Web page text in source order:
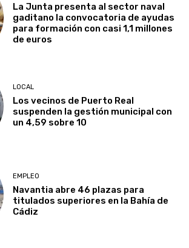
La Junta presenta al sector naval
gaditano la convocatoria de ayudas
para formación con casi 1,1 millones
de euros
LOCAL
Los vecinos de Puerto Real
suspenden la gestión municipal con
un 4,59 sobre 10
EMPLEO
Navantia abre 46 plazas para
titulados superiores en la Bahía de
Cádiz